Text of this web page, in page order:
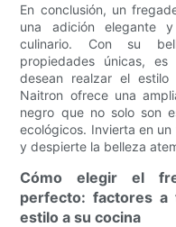
En conclusión, un
una adición elegante
culinario. Con su
propiedades únicas,
desean realzar el
Naitron ofrece una
negro que no solo son
ecológicos. Invierta en
y despierte la belleza
Cómo elegir el
perfecto: factores a
estilo a su cocina